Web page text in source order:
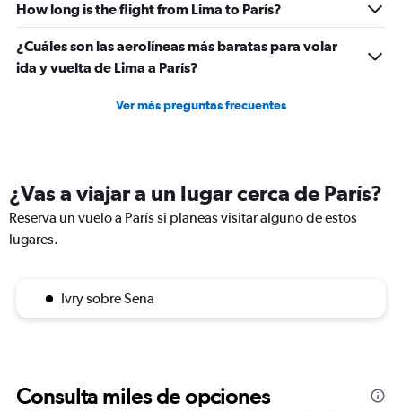
How long is the flight from Lima to París?
¿Cuáles son las aerolíneas más baratas para volar
ida y vuelta de Lima a París?
Ver más preguntas frecuentes
¿Vas a viajar a un lugar cerca de París?
Reserva un vuelo a París si planeas visitar alguno de estos
lugares.
Ivry sobre Sena
Consulta miles de opciones